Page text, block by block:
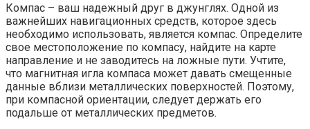
Компас – ваш надежный друг в джунглях. Одной из
важнейших навигационных средств, которое здесь
необходимо использовать, является компас. Определите
свое местоположение по компасу, найдите на карте
направление и не заводитесь на ложные пути. Учтите,
что магнитная игла компаса может давать смещенные
данные вблизи металлических поверхностей. Поэтому,
при компасной ориентации, следует держать его
подальше от металлических предметов.